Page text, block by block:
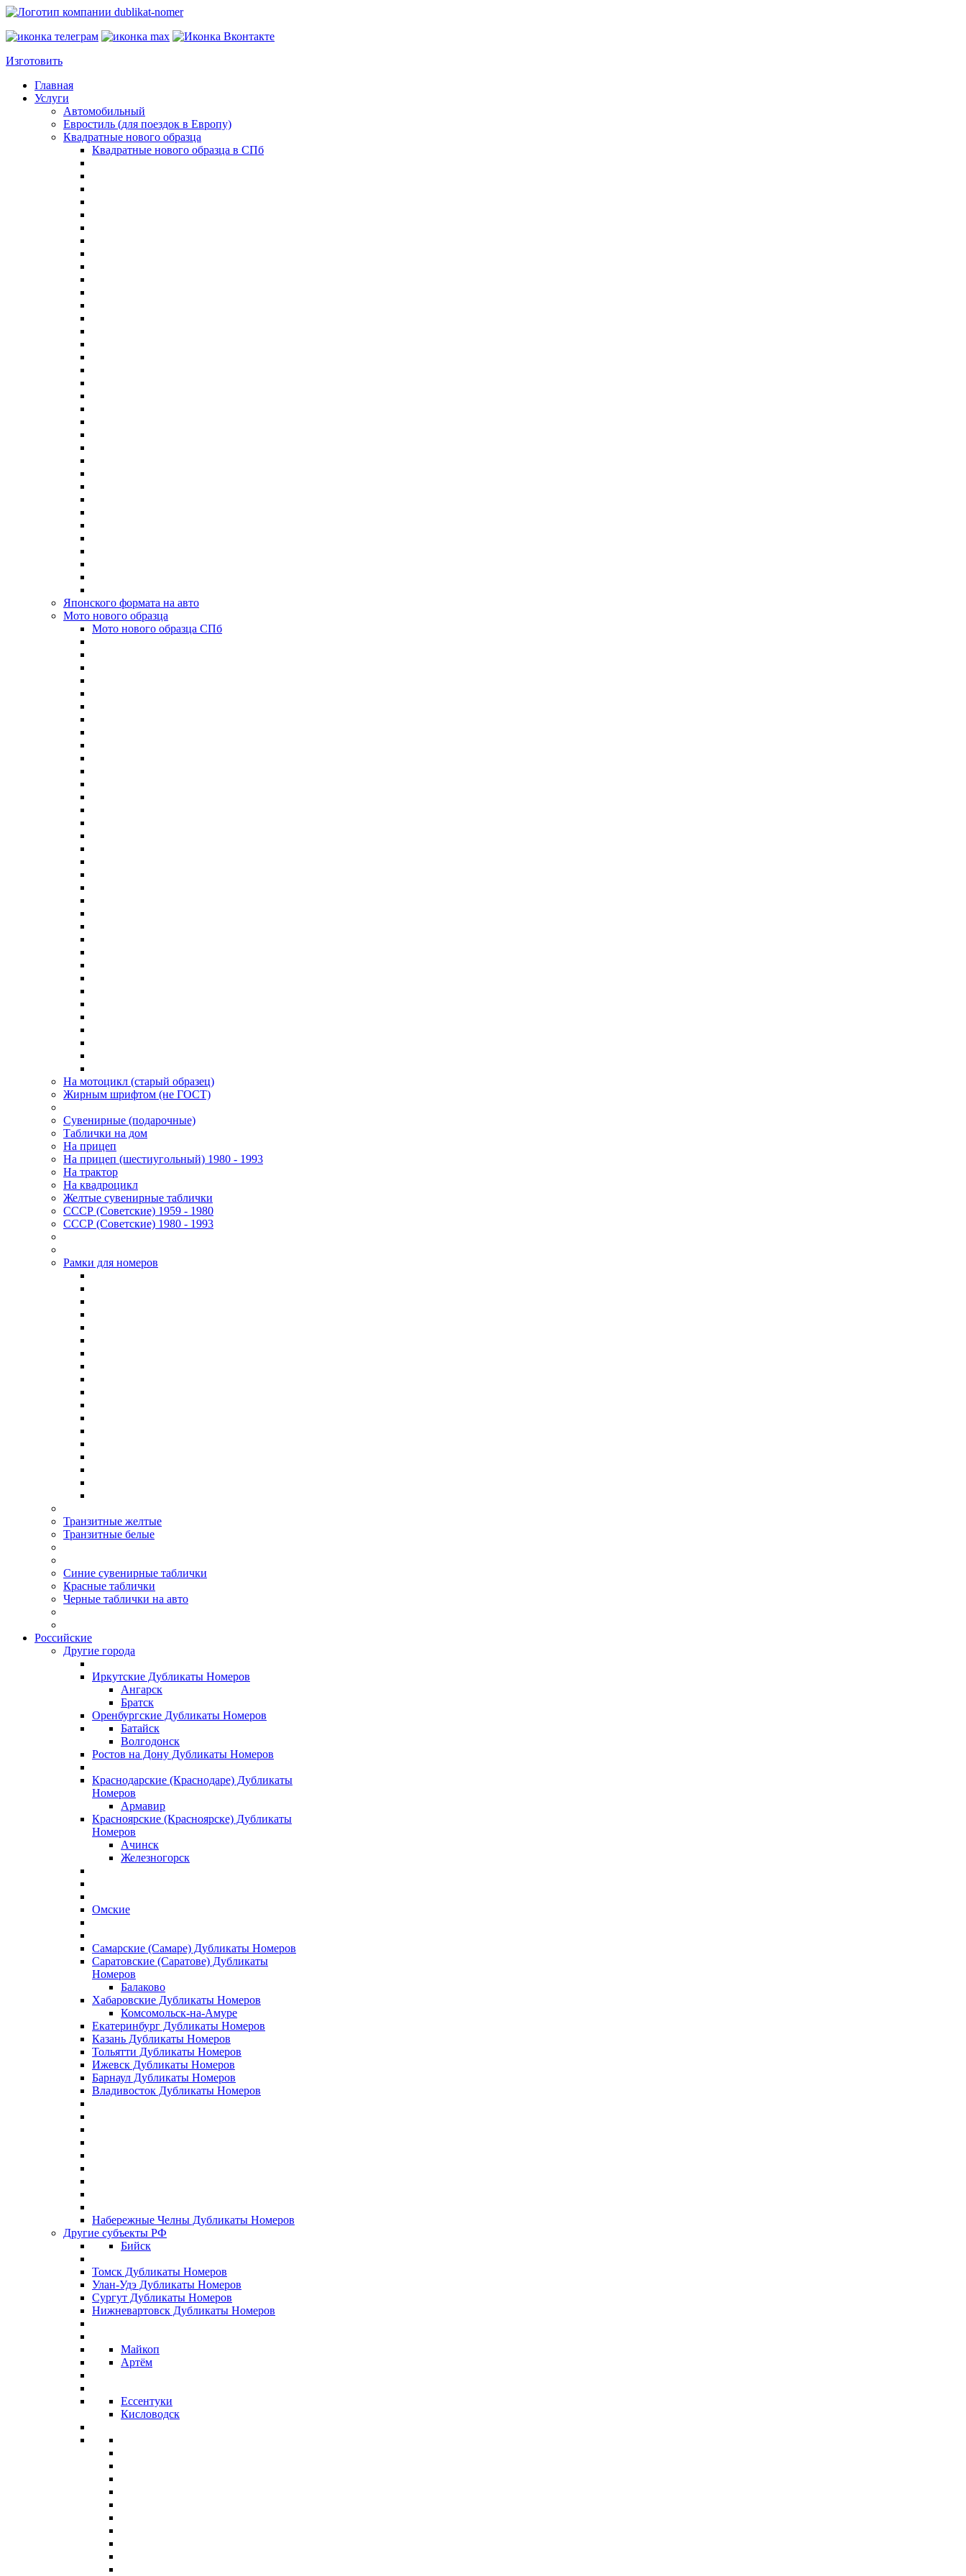
Изготовить
Главная
Услуги
Автомобильный
Евростиль (для поездок в Европу)
Квадратные нового образца
Квадратные нового образца в СПб
Японского формата на авто
Мото нового образца
Мото нового образца СПб
На мотоцикл (старый образец)
Жирным шрифтом (не ГОСТ)
Сувенирные (подарочные)
Таблички на дом
На прицеп
На прицеп (шестиугольный) 1980 - 1993
На трактор
На квадроцикл
Желтые сувенирные таблички
СССР (Советские) 1959 - 1980
СССР (Советские) 1980 - 1993
Рамки для номеров
Транзитные желтые
Транзитные белые
Синие сувенирные таблички
Красные таблички
Черные таблички на авто
Российские
Другие города
Иркутские Дубликаты Номеров
Ангарск
Братск
Оренбургские Дубликаты Номеров
Батайск
Волгодонск
Ростов на Дону Дубликаты Номеров
Краснодарские (Краснодаре) Дубликаты
Номеров
Армавир
Красноярские (Красноярске) Дубликаты
Номеров
Ачинск
Железногорск
Омские
Самарские (Самаре) Дубликаты Номеров
Саратовские (Саратове) Дубликаты
Номеров
Балаково
Хабаровские Дубликаты Номеров
Комсомольск-на-Амуре
Екатеринбург Дубликаты Номеров
Казань Дубликаты Номеров
Тольятти Дубликаты Номеров
Ижевск Дубликаты Номеров
Барнаул Дубликаты Номеров
Владивосток Дубликаты Номеров
Набережные Челны Дубликаты Номеров
Другие субъекты РФ
Бийск
Томск Дубликаты Номеров
Улан-Удэ Дубликаты Номеров
Сургут Дубликаты Номеров
Нижневартовск Дубликаты Номеров
Майкоп
Артём
Ессентуки
Кисловодск